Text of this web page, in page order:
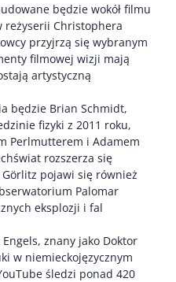
będzie wokół filmu
reżyserii Christophera
przyjrzą się wybranym
filmowej wizji mają
artystyczną
będzie Brian Schmidt,
fizyki z 2011 roku,
Perlmutterem i Adamem
rozszerza się
pojawi się również
Palomar
eksplozji i fal
znany jako Doktor
w niemieckojęzycznym
śledzi ponad 420